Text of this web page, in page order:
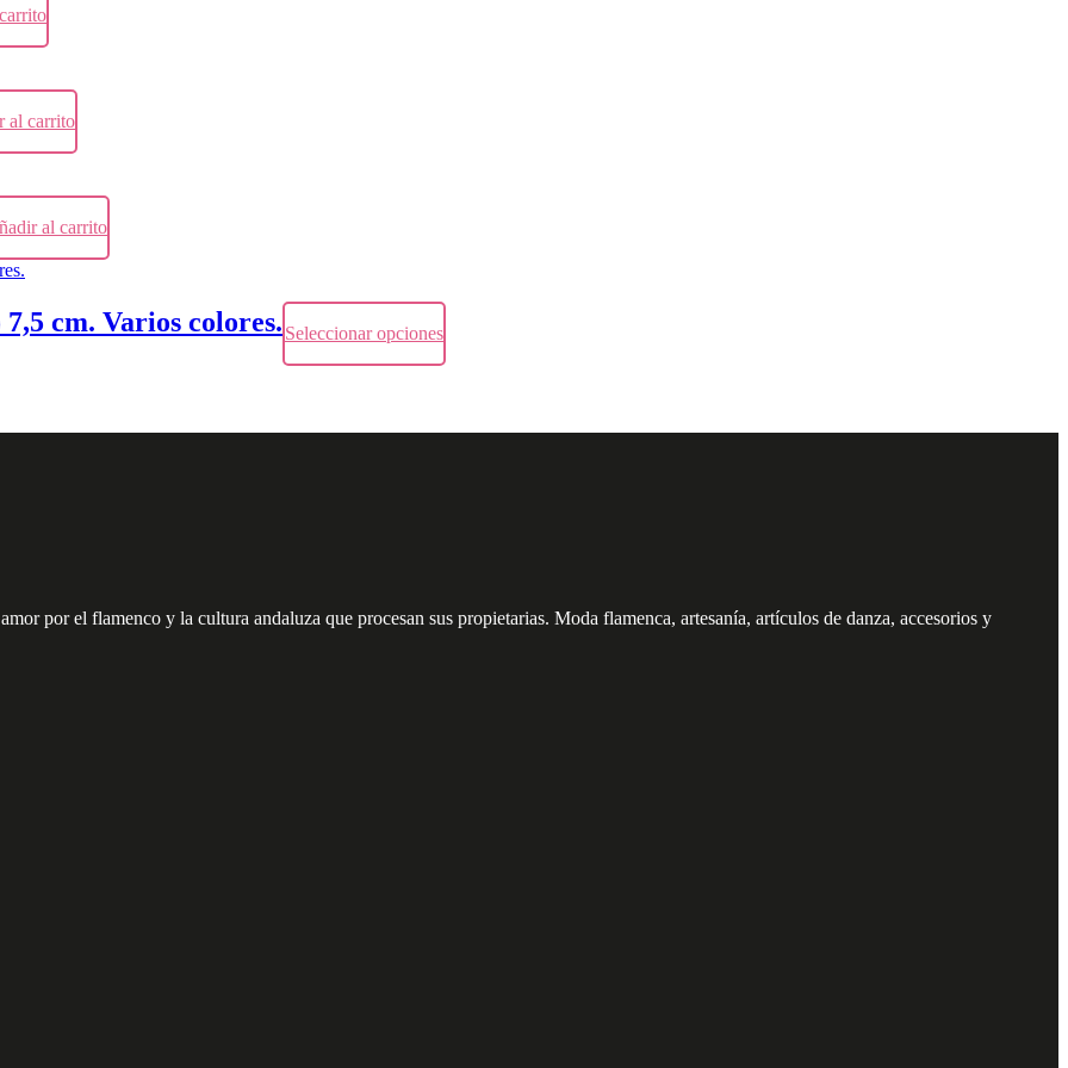
al carrito
al carrito
cm. Varios colores. Seleccionar opciones
por el flamenco y la cultura andaluza que procesan sus propietarias. Moda flamenca, artesanía, artículos de danza, accesorios y